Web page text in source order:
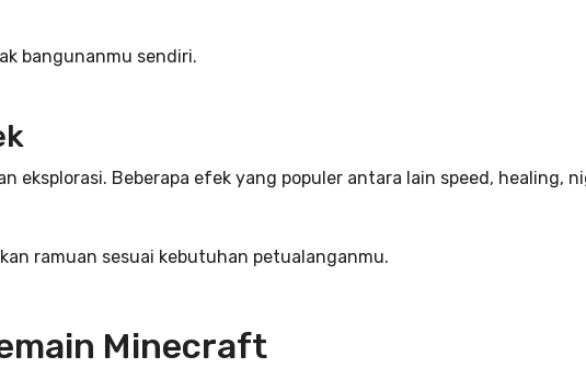
bangunanmu sendiri.
eksplorasi. Beberapa efek yang populer antara lain speed, healing,
ramuan sesuai kebutuhan petualanganmu.
Minecraft